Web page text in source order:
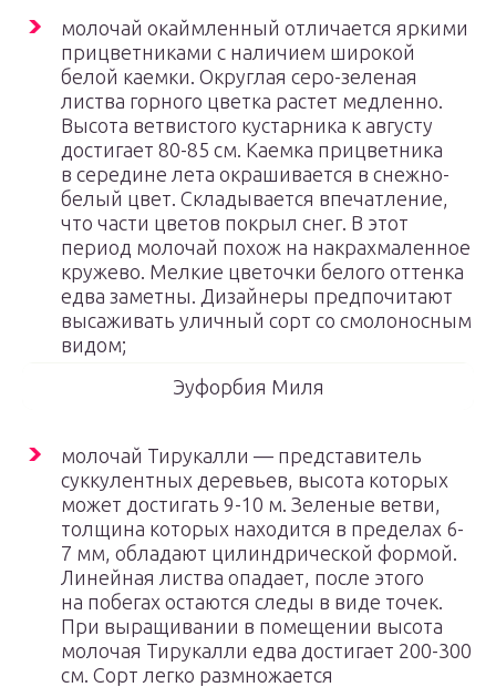
молочай окаймленный отличается яркими
прицветниками с наличием широкой
белой каемки. Округлая серо-зеленая
листва горного цветка растет медленно.
Высота ветвистого кустарника к августу
достигает 80-85 см. Каемка прицветника
в середине лета окрашивается в снежно-
белый цвет. Складывается впечатление,
что части цветов покрыл снег. В этот
период молочай похож на накрахмаленное
кружево. Мелкие цветочки белого оттенка
едва заметны. Дизайнеры предпочитают
высаживать уличный сорт со смолоносным
видом;
Эуфорбия Миля
молочай Тирукалли — представитель
суккулентных деревьев, высота которых
может достигать 9-10 м. Зеленые ветви,
толщина которых находится в пределах 6-
7 мм, обладают цилиндрической формой.
Линейная листва опадает, после этого
на побегах остаются следы в виде точек.
При выращивании в помещении высота
молочая Тирукалли едва достигает 200-300
см. Сорт легко размножается